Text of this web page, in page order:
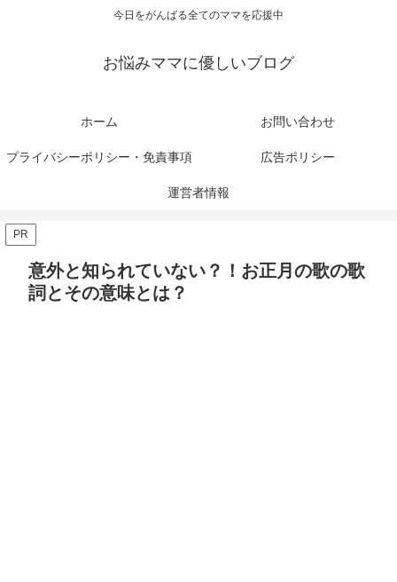
今日をがんばる全てのママを応援中
お悩みママに優しいブログ
ホーム お問い合わせ
プライバシーポリシー・免責事項 広告ポリシー
運営者情報
PR
意外と知られていない？！お正月の歌の歌
詞とその意味とは？